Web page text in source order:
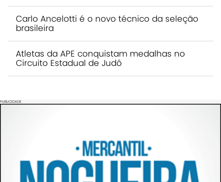
Carlo Ancelotti é o novo técnico da seleção
brasileira
Atletas da APE conquistam medalhas no
Circuito Estadual de Judô
PUBLICIDADE